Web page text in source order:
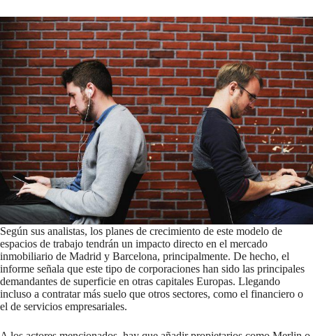
Según sus analistas, los planes de crecimiento de este modelo de
espacios de trabajo tendrán un impacto directo en el mercado
inmobiliario de Madrid y Barcelona, principalmente. De hecho, el
informe señala que este tipo de corporaciones han sido las principales
demandantes de superficie en otras capitales Europas. Llegando
incluso a contratar más suelo que otros sectores, como el financiero o
el de servicios empresariales.